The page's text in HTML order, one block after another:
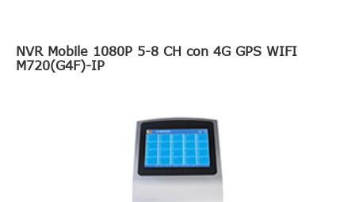
NVR Mobile 1080P 5-8 CH con 4G GPS WIFI
M720(G4F)-IP